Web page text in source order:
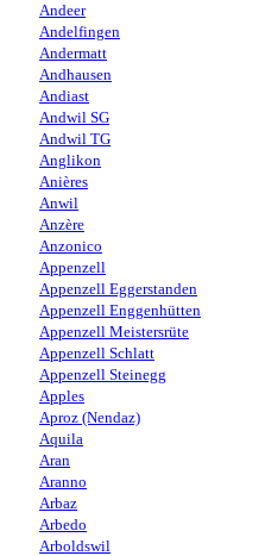
Andeer
Andelfingen
Andermatt
Andhausen
Andiast
Andwil SG
Andwil TG
Anglikon
Anières
Anwil
Anzère
Anzonico
Appenzell
Appenzell Eggerstanden
Appenzell Enggenhütten
Appenzell Meistersrüte
Appenzell Schlatt
Appenzell Steinegg
Apples
Aproz (Nendaz)
Aquila
Aran
Aranno
Arbaz
Arbedo
Arboldswil